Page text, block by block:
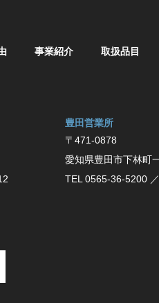
事業紹介 取扱品目
豊⽥営業所
〒471-0878
愛知県豊⽥市下林町
TEL 0565-36-5200